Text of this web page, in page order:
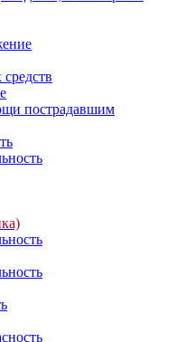
пострадавшим